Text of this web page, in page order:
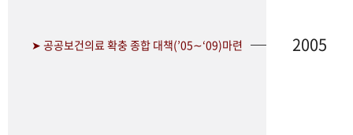
➤ 공공보건의료 확충 종합 대책(’05∼‘09)마련 2005